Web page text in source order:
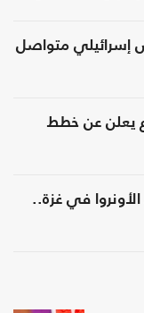
إسرائيلي متواصل
يعلن عن خطط
في غزة..